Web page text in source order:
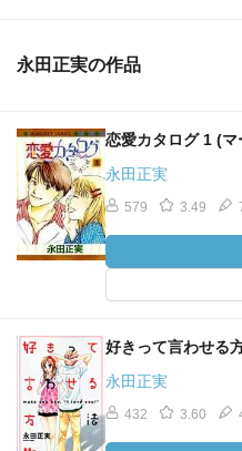
永田正実の作品
恋愛カタログ 1 (
永田正実
579 3.49
好きって言わせる
永田正実
432 3.60